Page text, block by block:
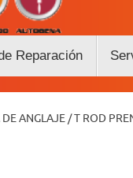
Reparación
ANGLAJE / T ROD